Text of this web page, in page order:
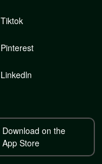
Tiktok
Pinterest
Linkedln
Download on the
App Store